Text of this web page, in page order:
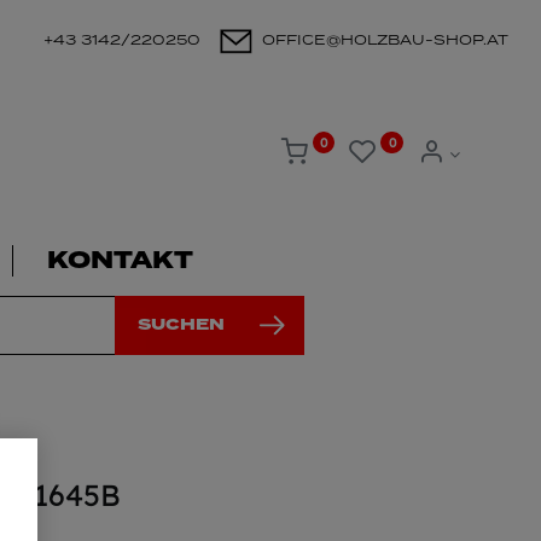
+43 3142/220250 OFFICE@HOLZBAU-SHOP.AT
0 0
KONTAKT
SUCHEN